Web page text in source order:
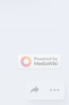
Поделиться